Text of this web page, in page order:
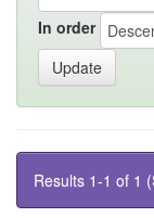
In order
Results 1-1 of 1